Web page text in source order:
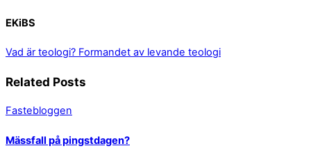
EKiBS
Vad är teologi? Formandet av levande teologi
Related Posts
Fastebloggen
Mässfall på pingstdagen?